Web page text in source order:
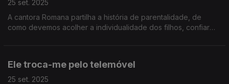
25 set. 2025
A cantora Romana partilha a história de parentalidade, de
como devemos acolher a individualidade dos filhos, confiar
Ele troca-me pelo telemóvel
25 set. 2025